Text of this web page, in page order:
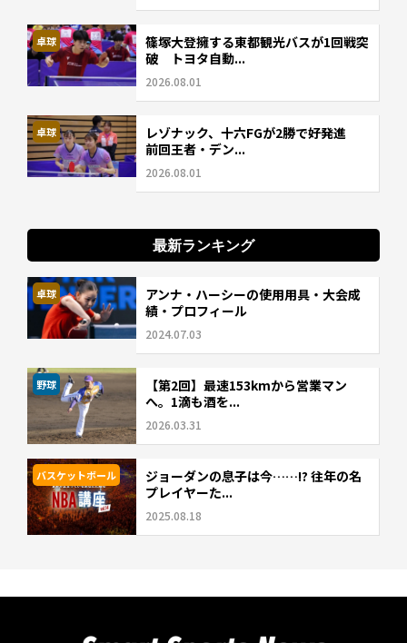
卓球
篠塚大登擁する東都観光バスが1回戦突
破 トヨタ自動...
2026.08.01
卓球
レゾナック、十六FGが2勝で好発進
前回王者・デン...
2026.08.01
最新ランキング
卓球
アンナ・ハーシーの使用用具・大会成
績・プロフィール
2024.07.03
野球
【第2回】最速153kmから営業マン
へ。1滴も酒を...
2026.03.31
バスケットボール
ジョーダンの息子は今……!? 往年の名
プレイヤーた...
2025.08.18